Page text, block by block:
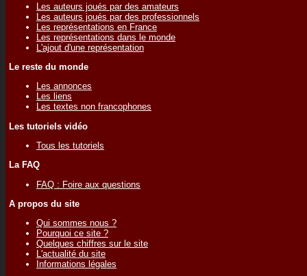
Les auteurs joués par des amateurs
Les auteurs joués par des professionnels
Les représentations en France
Les représentations dans le monde
L'ajout d'une représentation
Le reste du monde
Les annonces
Les liens
Les textes non francophones
Les tutoriels vidéo
Tous les tutoriels
La FAQ
FAQ : Foire aux questions
A propos du site
Qui sommes nous ?
Pourquoi ce site ?
Quelques chiffres sur le site
L'actualité du site
Informations légales